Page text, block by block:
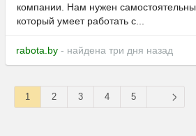
компании. Нам нужен
который умеет работать с...
rabota.by - найдена три дня назад
1 2 3 4 5